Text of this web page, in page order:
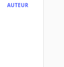
AUTEUR